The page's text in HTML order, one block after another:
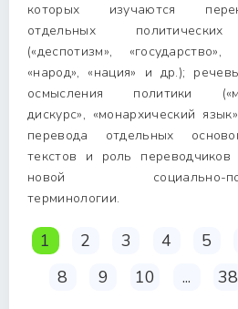
которых изучаются
отдельных
(«деспотизм», «государство»,
«народ», «нация» и др.);
осмысления политики
дискурс», «монархический
перевода отдельных
текстов и роль переводчиков
новой социально-
терминологии.
1 2 3 4 5
8
9 10 ... 38